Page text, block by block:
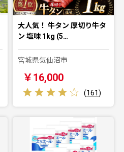
大人気！ 牛タン 厚切り牛タ
ン 塩味 1kg (5…
宮城県気仙沼市
￥16,000
(161)